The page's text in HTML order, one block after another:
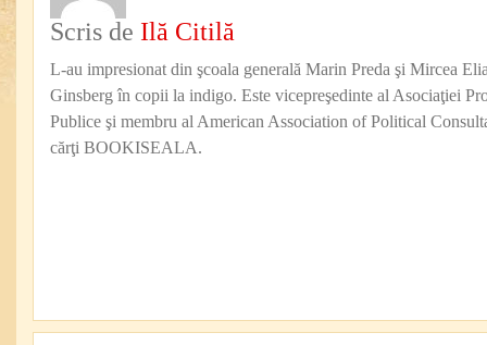
Scris de Ilă Citilă
L-au impresionat din şcoala generală Marin Preda şi Mircea
Ginsberg în copii la indigo. Este vicepreşedinte al Asociaţiei
Publice şi membru al American Association of Political
cărţi BOOKISEALA.